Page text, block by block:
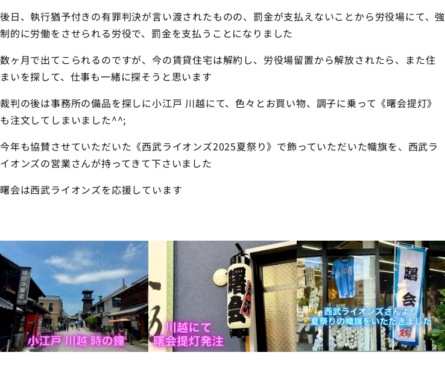
後日、執行猶予付きの有罪判決が言い渡されたものの、罰金が支払えないことから労役場にて、強
制的に労働をさせられる労役で、罰金を支払うことになりました
数ヶ月で出てこられるのですが、今の賃貸住宅は解約し、労役場留置から解放されたら、また住
まいを探して、仕事も一緒に探そうと思います
裁判の後は事務所の備品を探しに小江戸 川越にて、色々とお買い物、調子に乗って《曙会提灯》
も注文してしまいました^^;
今年も協賛させていただいた《西武ライオンズ2025夏祭り》で飾っていただいた幟旗を、西武ラ
イオンズの営業さんが持ってきて下さいました
曙会は西武ライオンズを応援しています